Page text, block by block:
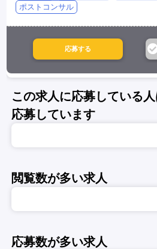
ポストコンサル
この求人に応募している
応募しています
閲覧数が多い求人
応募数が多い求人